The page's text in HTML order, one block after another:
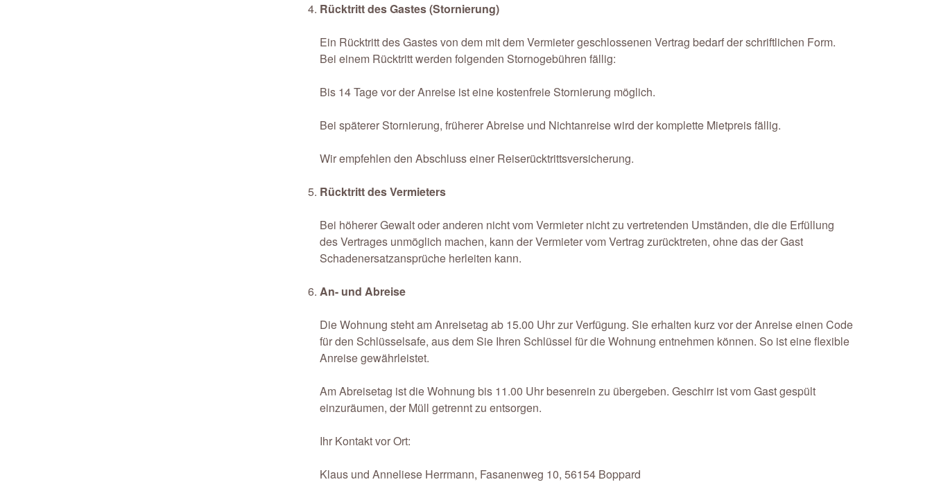
Rücktritt des Gastes (Stornierung)
Ein Rücktritt des Gastes von dem mit dem Vermieter geschlossenen Vertrag bedarf der schriftlichen Form.
Bei einem Rücktritt werden folgenden Stornogebühren fällig:
Bis 14 Tage vor der Anreise ist eine kostenfreie Stornierung möglich.
Bei späterer Stornierung, früherer Abreise und Nichtanreise wird der komplette Mietpreis fällig.
Wir empfehlen den Abschluss einer Reiserücktrittsversicherung.
Rücktritt des Vermieters
Bei höherer Gewalt oder anderen nicht vom Vermieter nicht zu vertretenden Umständen, die die Erfüllung
des Vertrages unmöglich machen, kann der Vermieter vom Vertrag zurücktreten, ohne das der Gast
Schadenersatzansprüche herleiten kann.
An- und Abreise
Die Wohnung steht am Anreisetag ab 15.00 Uhr zur Verfügung. Sie erhalten kurz vor der Anreise einen Code
für den Schlüsselsafe, aus dem Sie Ihren Schlüssel für die Wohnung entnehmen können. So ist eine flexible
Anreise gewährleistet.
Am Abreisetag ist die Wohnung bis 11.00 Uhr besenrein zu übergeben. Geschirr ist vom Gast gespült
einzuräumen, der Müll getrennt zu entsorgen.
Ihr Kontakt vor Ort:
Klaus und Anneliese Herrmann, Fasanenweg 10, 56154 Boppard